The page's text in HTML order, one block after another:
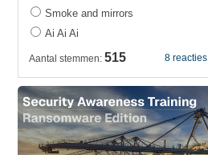
Smoke and mirrors
Ai Ai Ai
8 reacties
Aantal stemmen: 515